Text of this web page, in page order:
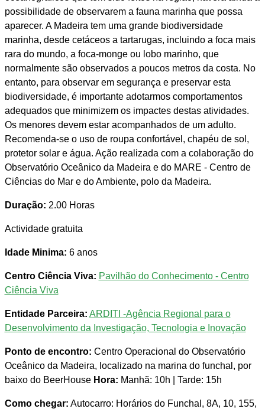
possibilidade de observarem a fauna marinha que possa
aparecer. A Madeira tem uma grande biodiversidade
marinha, desde cetáceos a tartarugas, incluindo a foca mais
rara do mundo, a foca-monge ou lobo marinho, que
normalmente são observados a poucos metros da costa. No
entanto, para observar em segurança e preservar esta
biodiversidade, é importante adotarmos comportamentos
adequados que minimizem os impactes destas atividades.
Os menores devem estar acompanhados de um adulto.
Recomenda-se o uso de roupa confortável, chapéu de sol,
protetor solar e água. Ação realizada com a colaboração do
Observatório Oceânico da Madeira e do MARE - Centro de
Ciências do Mar e do Ambiente, polo da Madeira.
Duração: 2.00 Horas
Actividade gratuita
Idade Minima: 6 anos
Centro Ciência Viva: Pavilhão do Conhecimento - Centro
Ciência Viva
Entidade Parceira: ARDITI -Agência Regional para o
Desenvolvimento da Investigação, Tecnologia e Inovação
Ponto de encontro: Centro Operacional do Observatório
Oceânico da Madeira, localizado na marina do funchal, por
baixo do BeerHouse Hora: Manhã: 10h | Tarde: 15h
Como chegar: Autocarro: Horários do Funchal, 8A, 10, 155,